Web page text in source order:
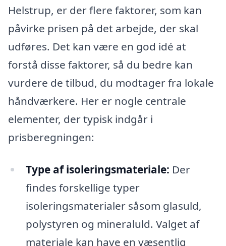
Helstrup, er der flere faktorer, som kan
påvirke prisen på det arbejde, der skal
udføres. Det kan være en god idé at
forstå disse faktorer, så du bedre kan
vurdere de tilbud, du modtager fra lokale
håndværkere. Her er nogle centrale
elementer, der typisk indgår i
prisberegningen:
Type af isoleringsmateriale: Der
findes forskellige typer
isoleringsmaterialer såsom glasuld,
polystyren og mineraluld. Valget af
materiale kan have en væsentlig